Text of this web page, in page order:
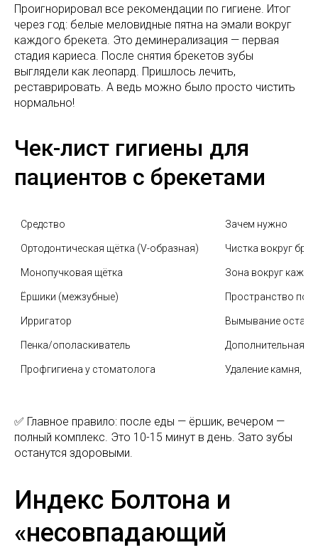
Проигнорировал все рекомендации по гигиене. Итог
через год: белые меловидные пятна на эмали вокруг
каждого брекета. Это деминерализация — первая
стадия кариеса. После снятия брекетов зубы
выглядели как леопард. Пришлось лечить,
реставрировать. А ведь можно было просто чистить
нормально!
Чек-лист гигиены для
пациентов с брекетами
Средство Зачем нужно
Ортодонтическая щётка (V-образная) Чистка вокруг
Монопучковая щётка Зона вокруг
Ёршики (межзубные) Пространство под
Ирригатор Вымывание
Пенка/ополаскиватель Дополнительная
Профгигиена у стоматолога Удаление камня,
✅ Главное правило: после еды — ёршик, вечером —
полный комплекс. Это 10-15 минут в день. Зато зубы
останутся здоровыми.
Индекс Болтона и
«несовпадающий